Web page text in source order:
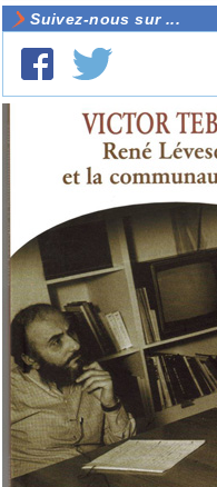
Suivez-nous sur ...